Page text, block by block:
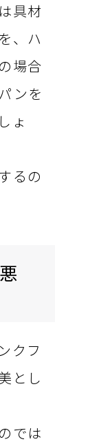
具材
、ハ
場合
ンを
ょ
るの
クフ
とし
では